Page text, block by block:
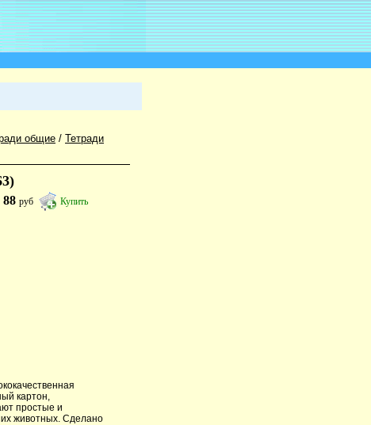
общие / Тетради
88руб Купить
картон,
простые и
животных. Сделано